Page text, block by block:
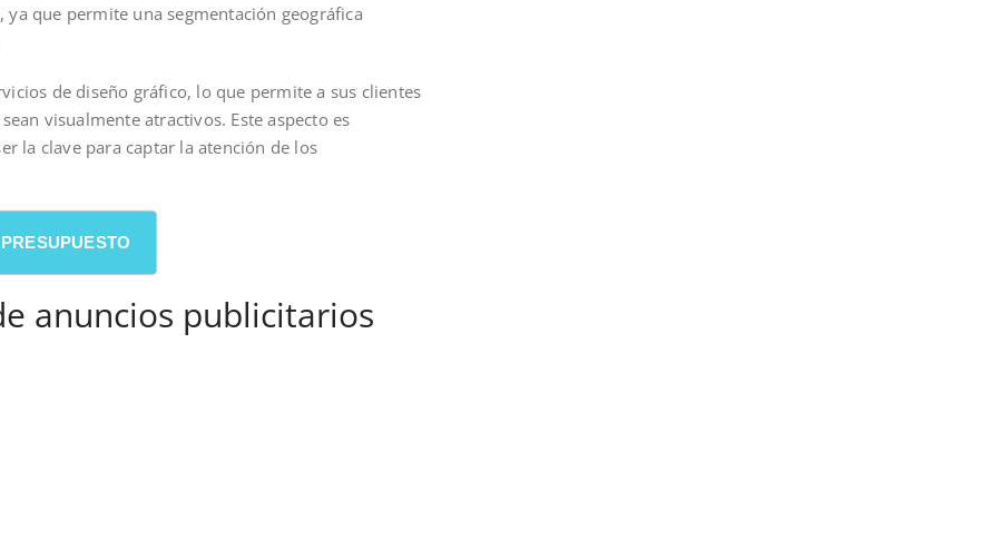
que permite una segmentación geográfica
de diseño gráfico, lo que permite a sus clientes
visualmente atractivos. Este aspecto es
la clave para captar la atención de los
anuncios publicitarios